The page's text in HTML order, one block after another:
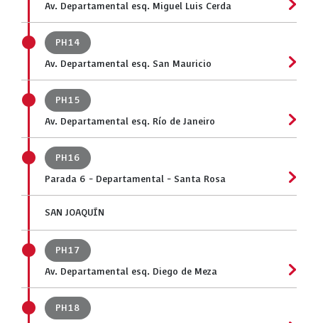
Av. Departamental esq. Miguel Luis Cerda
PH14
Av. Departamental esq. San Mauricio
PH15
Av. Departamental esq. Río de Janeiro
PH16
Parada 6 - Departamental - Santa Rosa
SAN JOAQUÍN
PH17
Av. Departamental esq. Diego de Meza
PH18